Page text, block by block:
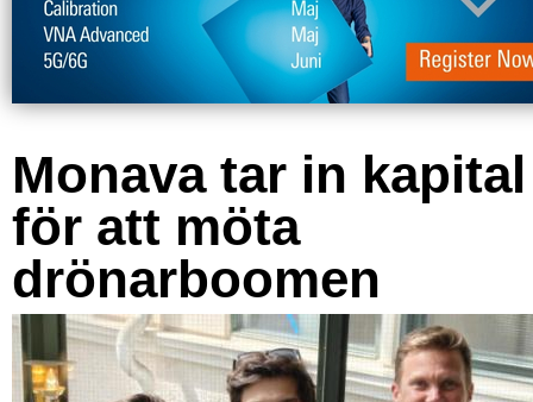
Monava tar in kapital
för att möta
drönarboomen